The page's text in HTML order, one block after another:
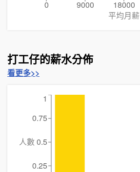
0 9000 18000
平均月薪
打工仔的薪水分佈
看更多>>
0.25
0.5
0.75
1
人數